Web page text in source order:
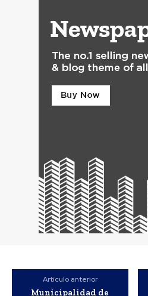
Artículo anterior
Municipalidad de